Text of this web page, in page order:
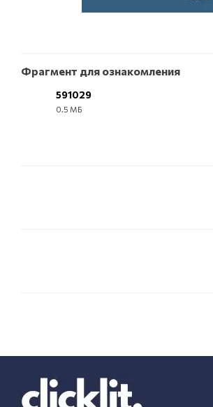
Фрагмент для ознакомления
591029
0.5 МБ